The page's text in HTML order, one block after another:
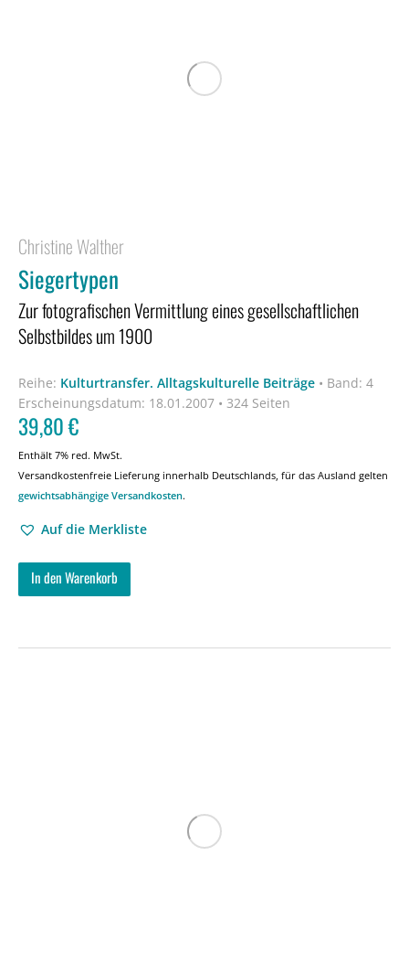
Christine Walther
Siegertypen
Zur fotografischen Vermittlung eines gesellschaftlichen
Selbstbildes um 1900
Reihe: Kulturtransfer. Alltagskulturelle Beiträge • Band: 4
Erscheinungsdatum: 18.01.2007 • 324 Seiten
39,80€
Enthält 7% red. MwSt.
Versandkostenfreie Lieferung innerhalb Deutschlands, für das Ausland gelten
gewichtsabhängige Versandkosten.
Auf die Merkliste
In den Warenkorb